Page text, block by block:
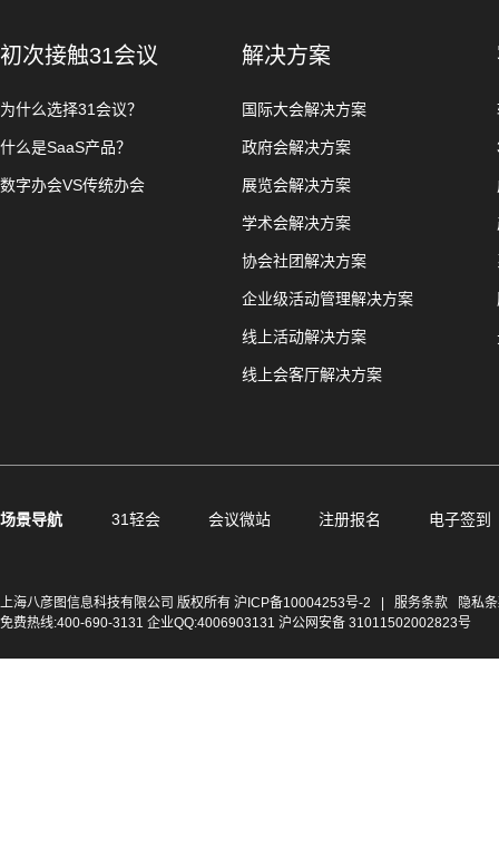
初次接触31会议
为什么选择31会议？
什么是SaaS产品？
数字办会VS传统办会
解决方案
国际大会解决方案
政府会解决方案
展览会解决方案
学术会解决方案
协会社团解决方案
企业级活动管理解决方案
线上活动解决方案
线上会客厅解决方案
场景导航 31轻会 会议微站 注册报名 电子签到
上海八彦图信息科技有限公司 版权所有 沪ICP备10004253号-2 服务条款
隐私
免费热线:400-690-3131 企业QQ:4006903131 沪公网安备 31011502002823号